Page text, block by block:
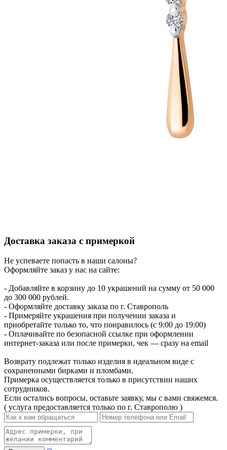
Доставка заказа с примеркой
Не успеваете попасть в наши салоны?
Оформляйте заказ у нас на сайте:
- Добавляйте в корзину до 10 украшений на сумму от 50 000
до 300 000 рублей.
- Оформляйте доставку заказа по г. Ставрополь
- Примеряйте украшения при получении заказа и
приобретайте только то, что понравилось (с 9:00 до 19:00)
- Оплачивайте по безопасной ссылке при оформлении
интернет-заказа или после примерки, чек — сразу на email
Возврату подлежат только изделия в идеальном виде с
сохраненными бирками и пломбами.
Примерка осуществляется только в присутствии наших
сотрудников.
Если остались вопросы, оставьте заявку, мы с вами свяжемся.
( услуга предоставляется только по г. Ставрополю )